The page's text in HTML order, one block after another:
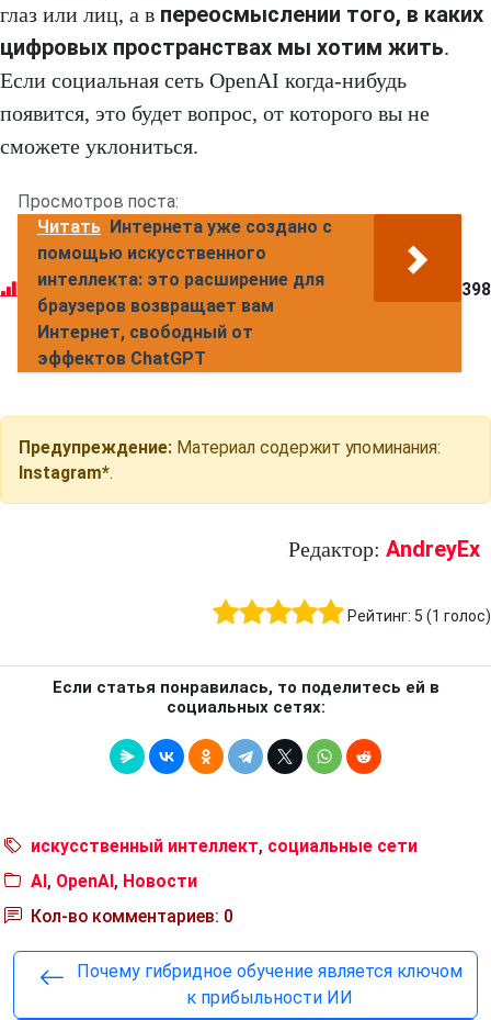
глаз или лиц, а в переосмыслении того, в каких
цифровых пространствах мы хотим жить.
Если социальная сеть OpenAI когда-нибудь
появится, это будет вопрос, от которого вы не
сможете уклониться.
Просмотров поста:
Читать Интернета уже создано с
помощью искусственного
интеллекта: это расширение для
браузеров возвращает вам
Интернет, свободный от
эффектов ChatGPT
398
Предупреждение: Материал содержит упоминания:
Instagram*.
Редактор: AndreyEx
Рейтинг: 5 (1 голос)
Если статья понравилась, то поделитесь ей в
социальных сетях:
искусственный интеллект, социальные сети
AI, OpenAI, Новости
Кол-во комментариев: 0
Почему гибридное обучение является ключом
к прибыльности ИИ